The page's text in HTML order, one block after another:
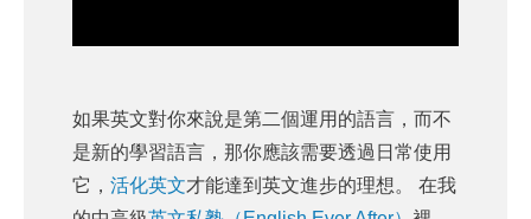
如果英文對你來說是第二個運用的語言，而不
是新的學習語言，那你應該需要透過日常使用
它， 活化英文才能達到英文進步的理想。
在我